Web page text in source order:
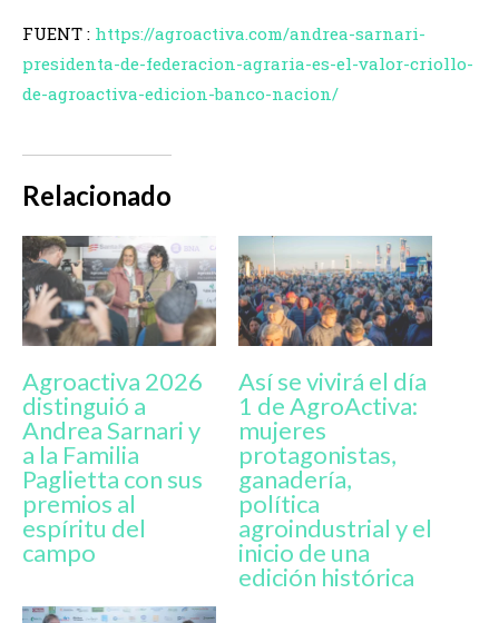
FUENT : https://agroactiva.com/andrea-sarnari-
presidenta-de-federacion-agraria-es-el-valor-criollo-
de-agroactiva-edicion-banco-nacion/
Relacionado
Agroactiva 2026
distinguió a
Andrea Sarnari y
a la Familia
Paglietta con sus
premios al
espíritu del
campo
Así se vivirá el día
1 de AgroActiva:
mujeres
protagonistas,
ganadería,
política
agroindustrial y el
inicio de una
edición histórica